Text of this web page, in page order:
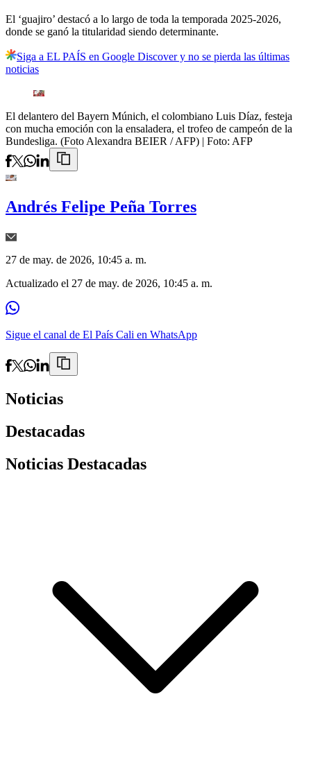
El ‘guajiro’ destacó a lo largo de toda la temporada 2025-2026,
donde se ganó la titularidad siendo determinante.
Siga a EL PAÍS en Google Discover y no se pierda las últimas
noticias
El delantero del Bayern Múnich, el colombiano Luis Díaz, festeja
con mucha emoción con la ensaladera, el trofeo de campeón de la
Bundesliga. (Foto Alexandra BEIER / AFP) | Foto: AFP
Andrés Felipe Peña Torres
27 de may. de 2026, 10:45 a. m.
Actualizado el 27 de may. de 2026, 10:45 a. m.
Sigue el canal de El País Cali en WhatsApp
Noticias
Destacadas
Noticias Destacadas